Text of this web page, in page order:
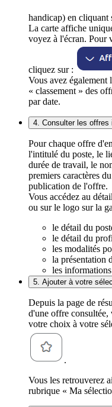
handicap) en cliquant
La carte affiche
voyez à l'écran. Pour
cliquez sur :
Vous avez également
« classement » des
par date.
4. Consulter les
Pour chaque offre
l'intitulé du poste, le
durée de travail, le
premiers caractères
publication de l'offre.
Vous accédez au
ou sur le logo sur la
le détail du
le détail du
les modalités
la présentation
les
5. Ajouter à votre
Depuis la page de
d'une offre consultée,
votre choix à votre
.
Vous les retrouverez
rubrique « Ma